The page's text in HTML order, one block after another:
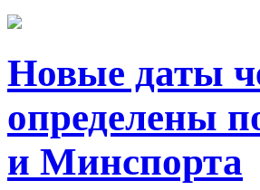
Новые даты
определены
и Минспорта